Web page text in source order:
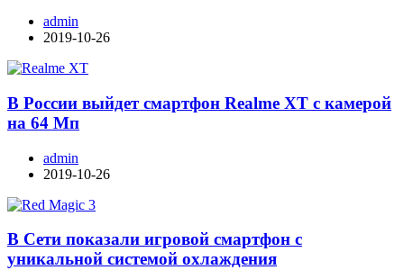
admin
2019-10-26
В России выйдет смартфон Realme XT с камерой
на 64 Мп
admin
2019-10-26
В Сети показали игровой смартфон с
уникальной системой охлаждения